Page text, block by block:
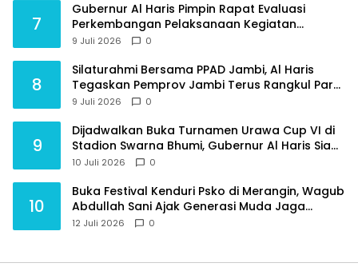
7
Gubernur Al Haris Pimpin Rapat Evaluasi
Perkembangan Pelaksanaan Kegiatan
Pembangunan Triwulan II TA 2026
9 Juli 2026 0
8
Silaturahmi Bersama PPAD Jambi, Al Haris
Tegaskan Pemprov Jambi Terus Rangkul Para
Purnawirawan
9 Juli 2026 0
9
Dijadwalkan Buka Turnamen Urawa Cup VI di
Stadion Swarna Bhumi, Gubernur Al Haris Siap
Berlaga Lawan Tim Urawa
10 Juli 2026 0
10
Buka Festival Kenduri Psko di Merangin, Wagub
Abdullah Sani Ajak Generasi Muda Jaga
Budaya dan Jauhi Narkoba
12 Juli 2026 0